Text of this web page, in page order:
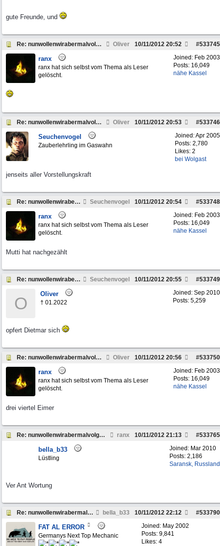
gute Freunde, und
Re: nunwollenwirabermalvolgasrichtungweinachten Oliver #533745
10/11/2012 20:52
Joined: Feb 2003
Posts: 16,049
nähe Kassel
ranx
ranx hat sich selbst vom Thema als Leser
gelöscht.
Re: nunwollenwirabermalvolgasrichtungweinachten Oliver #533746
10/11/2012 20:53
Joined:Apr 2005
Posts: 2,780
Likes: 2
bei Wolgast
Seuchenvogel
Zauberlehrling im Gaswahn
jenseits aller Vorstellungskraft
Re: nunwollenwirabermalvolgasrichtungweinachten Seuchenvogel #533748
10/11/2012 20:54
Joined: Feb 2003
Posts: 16,049
nähe Kassel
ranx
ranx hat sich selbst vom Thema als Leser
gelöscht.
Mutti hat nachgezählt
Re: nunwollenwirabermalvolgasrichtungweinachten Seuchenvogel #533749
10/11/2012 20:55
Joined: Sep 2010
Posts: 5,259
O Oliver
† 01.2022
opfert Dietmar sich
Re: nunwollenwirabermalvolgasrichtungweinachten Oliver #533750
10/11/2012 20:56
Joined: Feb 2003
Posts: 16,049
nähe Kassel
ranx
ranx hat sich selbst vom Thema als Leser
gelöscht.
drei viertel Eimer
Re: nunwollenwirabermalvolgasrichtungweinachten ranx #533765
10/11/2012 21:13
Joined: Mar 2010
Posts: 2,186
Saransk, Russland
bella_b33
Lüstling
Ver Ant Wortung
Re: nunwollenwirabermalvolgasrichtungweinachten bella_b33 #533790
10/11/2012 22:12
Joined: May 2002
Posts: 9,841
Likes: 4
FAT AL ERROR
Germanys Next Top Mechanic